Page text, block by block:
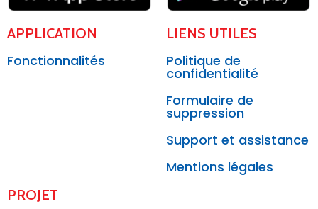
APPLICATION
Fonctionnalités
LIENS UTILES
Politique de
confidentialité
Formulaire de
suppression
Support et assistance
Mentions légales
PROJET